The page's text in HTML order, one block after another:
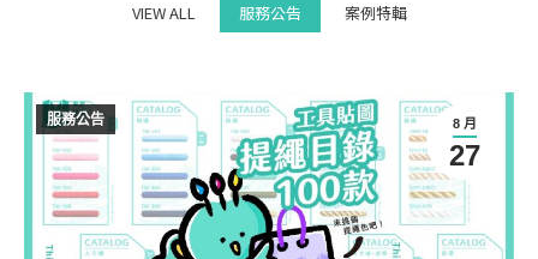
VIEW ALL 服務公告 案例特輯
8 月
27
服務公告